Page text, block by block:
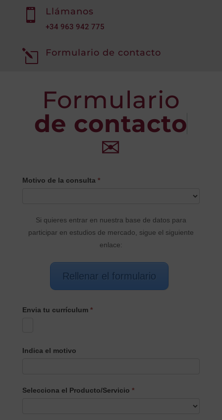
 Llámanos
+34 963 942 775
l Formulario de contacto
Formulario
de contacto
✉
CONTACTO
Motivo de la consulta *
Si quieres entrar en nuestra base de datos para
participar en estudios de mercado, sigue el siguiente
enlace:
Rellenar el formulario
Envia tu currículum *
Indica el motivo
Selecciona el Producto/Servicio *